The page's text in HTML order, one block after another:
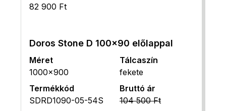
82 900 Ft
Doros Stone D 100x90 előlappal
Méret
1000x900
Tálcaszín
fekete
Termékkód
SDRD1090-05-54S
Bruttó ár
104 500 Ft